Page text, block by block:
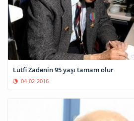
Lütfi Zadənin 95 yaşı tamam olur
04-02-2016